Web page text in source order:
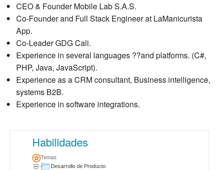
CEO & Founder Mobile Lab S.A.S.
Co-Founder and Full Stack Engineer at LaManicurista
App.
Co-Leader GDG Cali.
Experience in several languages ??and platforms. (C#,
PHP, Java, JavaScript).
Experience as a CRM consultant, Business intelligence,
systems B2B.
Experience in software integrations.
Habilidades
Temas
Desarrollo de Producto